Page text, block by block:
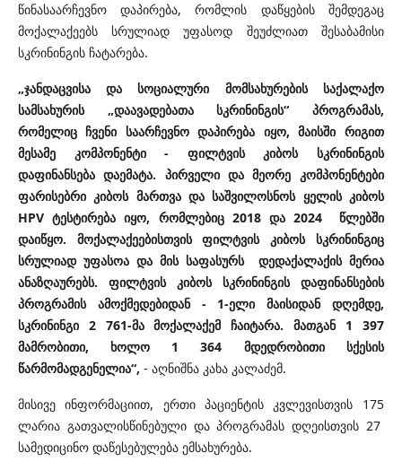
წინასაარჩევნო დაპირება, რომლის დაწყების შემდეგაც
მოქალაქეებს სრულიად უფასოდ შეუძლიათ შესაბამისი
სკრინინგის ჩატარება.
„ჯანდაცვისა და სოციალური მომსახურების საქალაქო
სამსახურის „დაავადებათა სკრინინგის“ პროგრამას,
რომელიც ჩვენი საარჩევნო დაპირება იყო, მაისში რიგით
მესამე კომპონენტი - ფილტვის კიბოს სკრინინგის
დაფინანსება დაემატა. პირველი და მეორე კომპონენტები
ფარისებრი კიბოს მართვა და საშვილოსნოს ყელის კიბოს
HPV ტესტირება იყო, რომლებიც 2018 და 2024 წლებში
დაიწყო. მოქალაქეებისთვის ფილტვის კიბოს სკრინინგიც
სრულიად უფასოა და მის საფასურს დედაქალაქის მერია
ანაზღაურებს. ფილტვის კიბოს სკრინინგის დაფინანსების
პროგრამის ამოქმედებიდან - 1-ელი მაისიდან დღემდე,
სკრინინგი 2 761-მა მოქალაქემ ჩაიტარა. მათგან 1 397
მამრობითი, ხოლო 1 364 მდედრობითი სქესის
წარმომადგენელია“, - აღნიშნა კახა კალაძემ.
მისივე ინფორმაციით, ერთი პაციენტის კვლევისთვის 175
ლარია გათვალისწინებული და პროგრამას დღეისთვის 27
სამედიცინო დაწესებულება ემსახურება.